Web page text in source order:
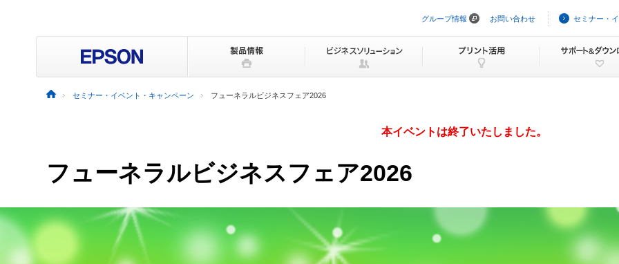
ビ
ョ
ッ
グループ情報 お問い合わせ セミナー・
セミナー・イベント・キャンペーン フューネラルビジネスフェア2026
本イベントは終了いたしました。
フューネラルビジネスフェア2026